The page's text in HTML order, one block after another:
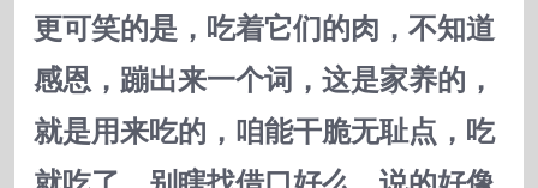
更可笑的是，吃着它们的肉，不知道
感恩，蹦出来一个词，这是家养的，
就是用来吃的，咱能干脆无耻点，吃